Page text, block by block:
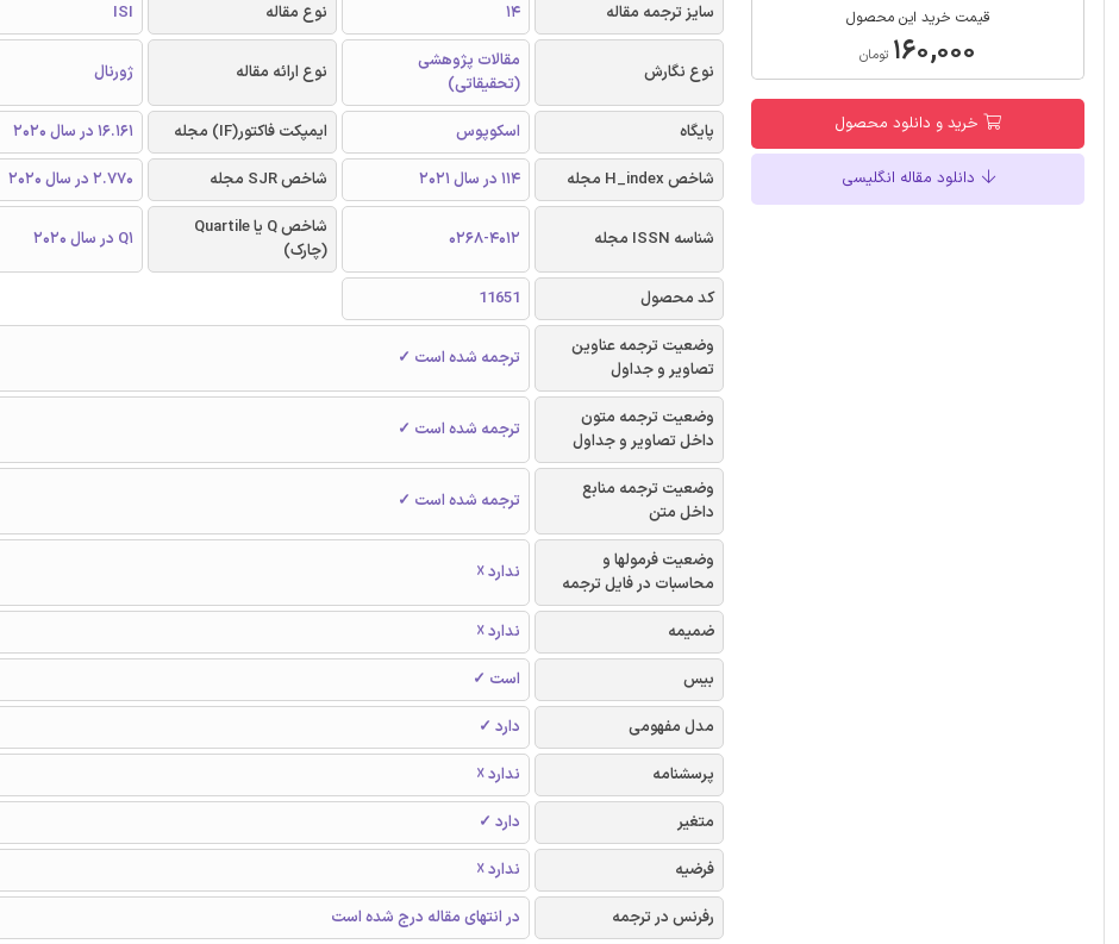
قیمت خرید این محصول
۱۶۰,۰۰۰ تومان
خرید و دانلود محصول
دانلود مقاله انگلیسی
سایز ترجمه مقاله 14 نوع مقاله ISI
نوع نگارش
مقالات پژوهشی
(تحقیقاتی)
نوع ارائه مقاله ژورنال
پایگاه اسکوپوس ایمپکت فاکتور(IF) مجله
16.161 در سال 2020
شاخص H_index مجله
114 در سال 2021 شاخص SJR مجله 2.770 در سال 2020
شناسه ISSN مجله 0268-4012
شاخص Q یا Quartile
(چارک)
Q1 در سال 2020
کد محصول
11651
وضعیت ترجمه عناوین
تصاویر و جداول
ترجمه شده است ✓
وضعیت ترجمه متون
داخل تصاویر و جداول
ترجمه شده است ✓
وضعیت ترجمه منابع
داخل متن
ترجمه شده است ✓
وضعیت فرمولها و
محاسبات در فایل ترجمه
ندارد ☓
ضمیمه
ندارد ☓
بیس
است ✓
مدل مفهومی
دارد ✓
پرسشنامه
ندارد ☓
متغیر
دارد ✓
فرضیه
ندارد ☓
رفرنس در ترجمه
در انتهای مقاله درج شده است